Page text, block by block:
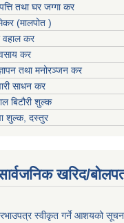
तथा घर जग्गा कर
(मालपोत )
वहाल कर
कर
तथा मनोरञ्जन कर
साधन कर
बिटौरी शुल्क
शुल्क, दस्तुर
खरिद/
स्वीकृत गर्ने आशयको